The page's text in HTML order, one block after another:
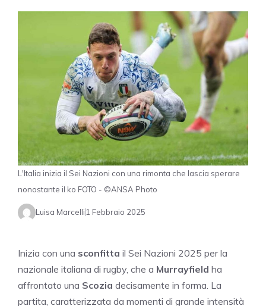
L'Italia inizia il Sei Nazioni con una rimonta che lascia sperare
nonostante il ko FOTO - ©ANSA Photo
Luisa Marcelli1 Febbraio 2025
Inizia con una sconfitta il Sei Nazioni 2025 per la
nazionale italiana di rugby, che a Murrayfield ha
affrontato una Scozia decisamente in forma. La
partita, caratterizzata da momenti di grande intensità